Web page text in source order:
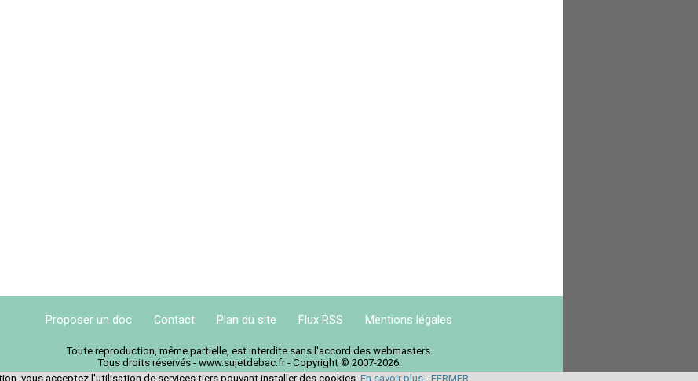
Proposer un doc Contact Plan du site Flux RSS Mentions légales
Toute reproduction, même partielle, est interdite sans l'accord des webmasters.
Tous droits réservés - www.sujetdebac.fr - Copyright © 2007-2026.
vous acceptez l'utilisation de services tiers pouvant installer des cookies. En savoir plus- FERMER